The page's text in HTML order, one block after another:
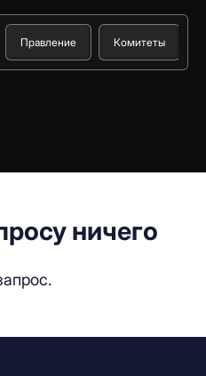
Правление Комитеты
ничего